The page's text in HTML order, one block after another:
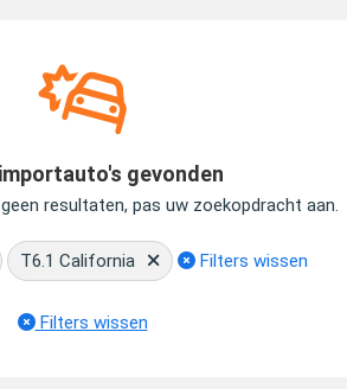
gevonden
resultaten, pas uw zoekopdracht aan.
T6.1 California Filters wissen
Filters wissen